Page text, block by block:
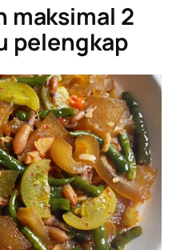
maksimal 2
pelengkap